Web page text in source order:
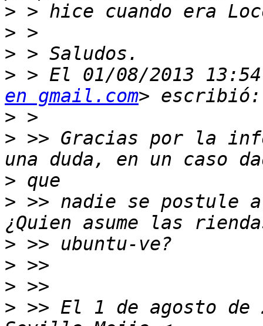
>
>
>
> > El 01/08/2013
en gmail.com
>
> >> Gracias por la
>
> >> nadie se postule
>
>
>
> >> El 1 de agosto de